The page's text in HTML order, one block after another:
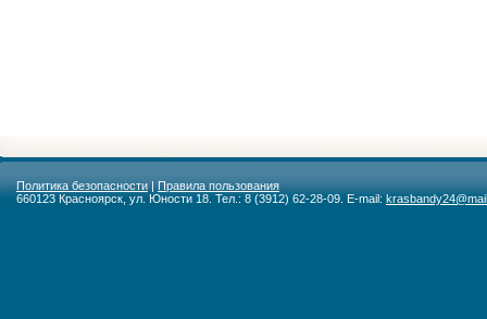
Политика безопасности|Правила пользования
660123 Красноярск, ул. Юности 18. Тел.: 8 (3912) 62-28-09. E-mail: